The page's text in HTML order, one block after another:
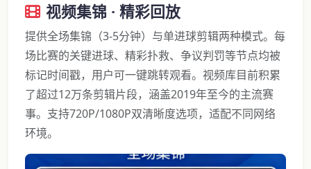
视频集锦 · 精彩回放
提供全场集锦（3-5分钟）与单进球剪辑两种模式。每
场比赛的关键进球、精彩扑救、争议判罚等节点均被
标记时间戳，用户可一键跳转观看。视频库目前积累
了超过12万条剪辑片段，涵盖2019年至今的主流赛
事。支持720P/1080P双清晰度选项，适配不同网络
环境。